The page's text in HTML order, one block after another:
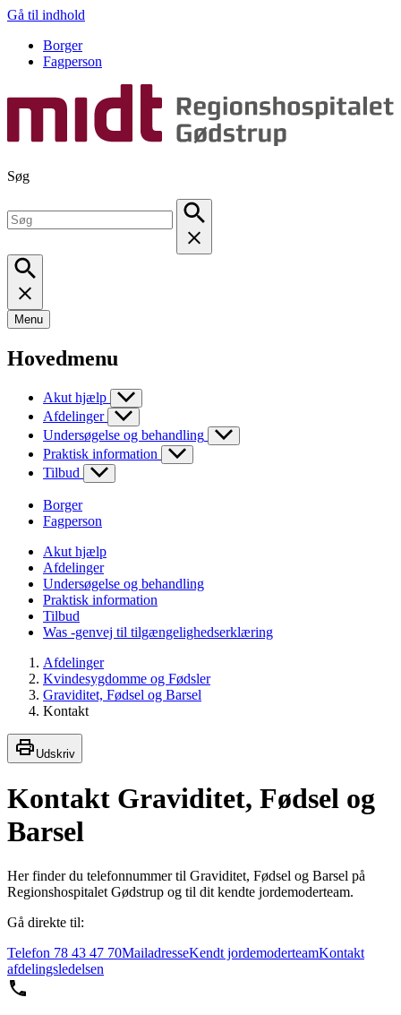
Gå til indhold
Borger
Fagperson
Søg
Menu
Hovedmenu
Akut hjælp
Afdelinger
Undersøgelse og behandling
Praktisk information
Tilbud
Borger
Fagperson
Akut hjælp
Afdelinger
Undersøgelse og behandling
Praktisk information
Tilbud
Was -genvej til tilgængelighedserklæring
Afdelinger
Kvindesygdomme og Fødsler
Graviditet, Fødsel og Barsel
Kontakt
Udskriv
Kontakt Graviditet, Fødsel og
Barsel
Her finder du telefonnummer til Graviditet, Fødsel og Barsel på
Regionshospitalet Gødstrup og til dit kendte jordemoderteam.
Gå direkte til:
Telefon 78 43 47 70MailadresseKendt jordemoderteamKontakt
afdelingsledelsen